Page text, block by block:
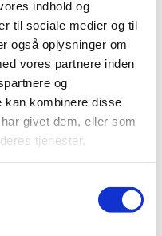
indhold og
til sociale medier og til
også oplysninger om
vores partnere inden
og
kan kombinere disse
givet dem, eller som
tjenester.
announces that Ms
of 30 March 2023 was
Czech i Nuuk with